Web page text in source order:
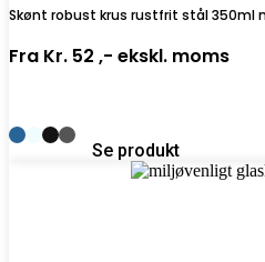
Skønt robust krus rustfrit stål 350ml
Fra Kr. 52 ,- ekskl. moms
Se produkt